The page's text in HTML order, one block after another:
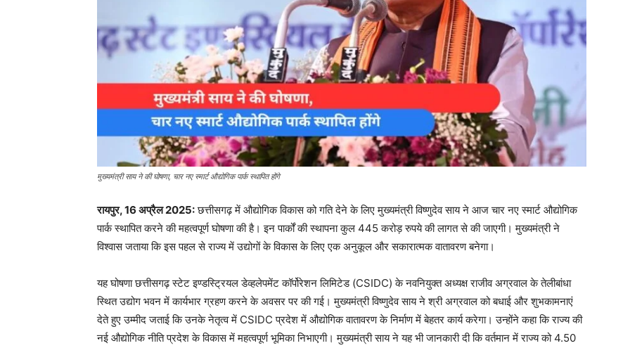
मुख्यमंत्री साय ने की घोषणा, चार नए स्मार्ट औद्योगिक पार्क स्थापित होंगे
रायपुर, 16 अप्रैल 2025:छत्तीसगढ़ में औद्योगिक विकास को गति देने के लिए मुख्यमंत्री विष्णुदेव साय ने आज चार नए स्मार्ट औद्योगिक
पार्क स्थापित करने की महत्वपूर्ण घोषणा की है। इन पार्कों की स्थापना कुल 445 करोड़ रुपये की लागत से की जाएगी। मुख्यमंत्री ने
विश्वास जताया कि इस पहल से राज्य में उद्योगों के विकास के लिए एक अनुकूल और सकारात्मक वातावरण बनेगा।
यह घोषणा छत्तीसगढ़ स्टेट इण्डस्ट्रियल डेव्हलेपमेंट कॉर्पोरेशन लिमिटेड (CSIDC) के नवनियुक्त अध्यक्ष राजीव अग्रवाल के तेलीबांधा
स्थित उद्योग भवन में कार्यभार ग्रहण करने के अवसर पर की गई। मुख्यमंत्री विष्णुदेव साय ने श्री अग्रवाल को बधाई और शुभकामनाएं
देते हुए उम्मीद जताई कि उनके नेतृत्व में CSIDC प्रदेश में औद्योगिक वातावरण के निर्माण में बेहतर कार्य करेगा। उन्होंने कहा कि राज्य की
नई औद्योगिक नीति प्रदेश के विकास में महत्वपूर्ण भूमिका निभाएगी। मुख्यमंत्री साय ने यह भी जानकारी दी कि वर्तमान में राज्य को 4.50